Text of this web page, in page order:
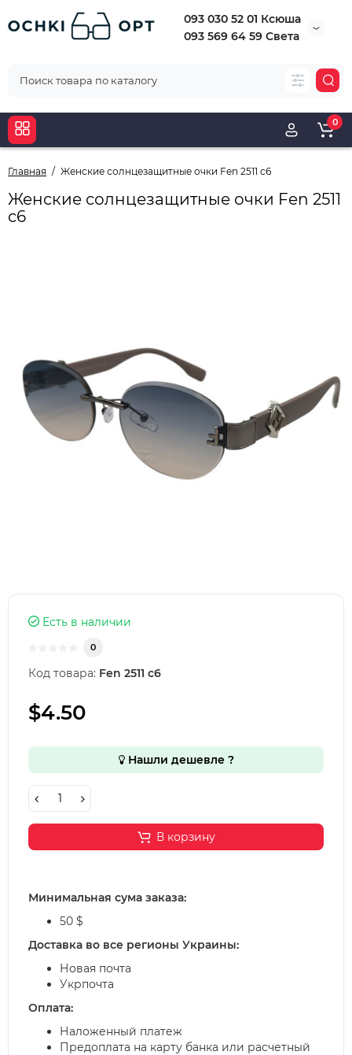
093 030 52 01 Ксюша
093 569 64 59 Света
0
Главная Женские солнцезащитные очки Fen 2511 c6
Женские солнцезащитные очки Fen 2511
c6
Есть в наличии
0
Код товара: Fen 2511 c6
$4.50
Нашли дешевле ?
В корзину
Минимальная сума заказа:
50 $
Доставка во все регионы Украины:
Новая почта
Укрпочта
Оплата:
Наложенный платеж
Предоплата на карту банка или расчетный